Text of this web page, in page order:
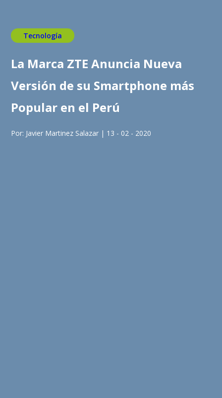
Tecnología
La Marca ZTE Anuncia Nueva
Versión de su Smartphone más
Popular en el Perú
Por: Javier Martinez Salazar | 13 - 02 - 2020